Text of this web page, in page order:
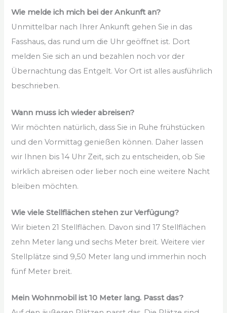
Wie melde ich mich bei der Ankunft an?
Unmittelbar nach Ihrer Ankunft gehen Sie in das
Fasshaus, das rund um die Uhr geöffnet ist. Dort
melden Sie sich an und bezahlen noch vor der
Übernachtung das Entgelt. Vor Ort ist alles ausführlich
beschrieben.
Wann muss ich wieder abreisen?
Wir möchten natürlich, dass Sie in Ruhe frühstücken
und den Vormittag genießen können. Daher lassen
wir Ihnen bis 14 Uhr Zeit, sich zu entscheiden, ob Sie
wirklich abreisen oder lieber noch eine weitere Nacht
bleiben möchten.
Wie viele Stellflächen stehen zur Verfügung?
Wir bieten 21 Stellflächen. Davon sind 17 Stellflächen
zehn Meter lang und sechs Meter breit. Weitere vier
Stellplätze sind 9,50 Meter lang und immerhin noch
fünf Meter breit.
Mein Wohnmobil ist 10 Meter lang. Passt das?